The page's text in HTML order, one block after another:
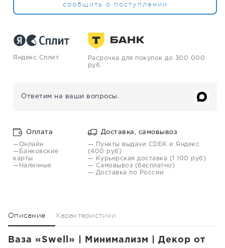
сообщить о поступлении
Яндекс Сплит
Расрочка для покупок до 300 000
руб.
Ответим на ваши вопросы.
Оплата
—Онлайн
—Банковские
карты
—Наличные
Доставка, самовывоз
— Пункты выдачи CDEK и Яндекс
(400 руб)
— Курьерская доставка (1 100 руб)
— Самовывоз (бесплатно)
— Доставка по России
Описание Характеристики
Ваза «Swell» | Минимализм | Декор от